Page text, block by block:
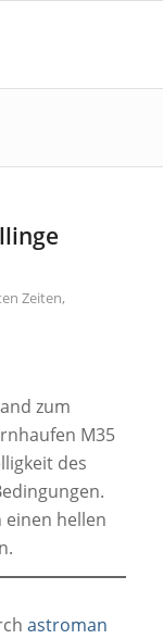
Zeiten,
zum
M35
des
einen hellen
astroman